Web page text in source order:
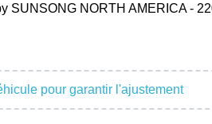
SUNSONG NORTH AMERICA -
pour garantir l'ajustement